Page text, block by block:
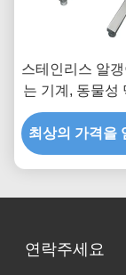
스테인리스 알
는 기계, 동물성
남 펠릿
최상의 가격을
연락주세요